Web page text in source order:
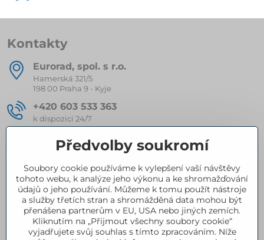
Kontakty
Eurorad, spol​. s r​.o​.
Hamerská 321/5
198 00 Praha 9 - Kyje
+420 603 533 363
k dispozici 24/7
eurorad​@seznam​.cz
Kompletní nabídka produktů
Certifikace
Předvolby soukromí
Soubory cookie používáme k vylepšení vaší návštěvy
tohoto webu, k analýze jeho výkonu a ke shromažďování
údajů o jeho používání. Můžeme k tomu použít nástroje
a služby třetích stran a shromážděná data mohou být
přenášena partnerům v EU, USA nebo jiných zemích.
Kliknutím na „Přijmout všechny soubory cookie“
vyjadřujete svůj souhlas s tímto zpracováním. Níže